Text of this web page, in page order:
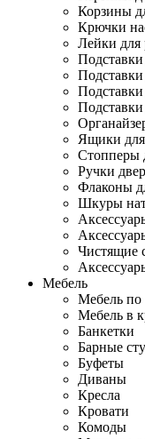
Корзины
Крючки
Лейки для
Подставки
Подставки
Ящики
Стопперы
Ручки
Флаконы
Шкуры
Чистящие
Мебель
Мебель по
Мебель в
Банкетки
Барные
Буфеты
Диваны
Кресла
Кровати
Комоды